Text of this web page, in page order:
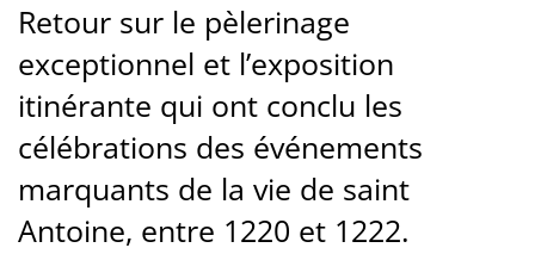
Retour sur le pèlerinage
exceptionnel et l’exposition
itinérante qui ont conclu les
célébrations des événements
marquants de la vie de saint
Antoine, entre 1220 et 1222.